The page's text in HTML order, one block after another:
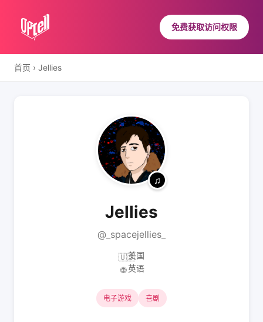
免费获取访问权限
首页 › Jellies
Jellies
@_spacejellies_
🇺🇸美国
🌐 英语
电子游戏 喜剧